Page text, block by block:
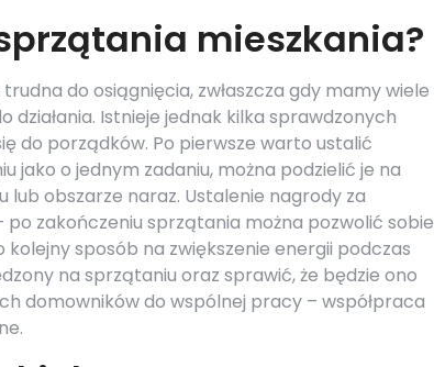
mieszkania?
do osiągnięcia, zwłaszcza gdy mamy wiele
Istnieje jednak kilka sprawdzonych
do porządków. Po pierwsze warto ustalić
jako o jednym zadaniu, można podzielić je na
lub obszarze naraz. Ustalenie nagrody za
zakończeniu sprzątania można pozwolić sobie
sposób na zwiększenie energii podczas
na sprzątaniu oraz sprawić, że będzie ono
domowników do wspólnej pracy – współpraca